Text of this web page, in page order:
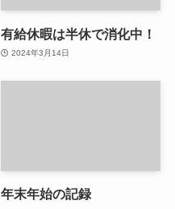
有給休暇は半休で消化中！
2024年3月14日
年末年始の記録